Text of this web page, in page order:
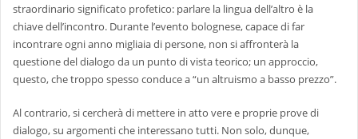
straordinario significato profetico: parlare la lingua dell’altro è la
chiave dell’incontro. Durante l’evento bolognese, capace di far
incontrare ogni anno migliaia di persone, non si affronterà la
questione del dialogo da un punto di vista teorico; un approccio,
questo, che troppo spesso conduce a “un altruismo a basso prezzo”.
Al contrario, si cercherà di mettere in atto vere e proprie prove di
dialogo, su argomenti che interessano tutti. Non solo, dunque,